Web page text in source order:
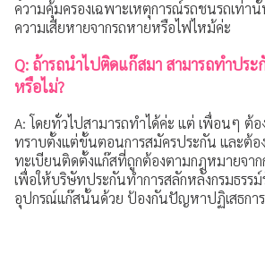
ความคุ้มครองเฉพาะเหตุการณ์รถชนรถเท่า
ความเสียหายจากรถหายหรือไฟไหม้ค่ะ
Q: ถ้ารถนำไปติดแก๊สมา สามารถทำปร
หรือไม่?
A: โดยทั่วไปสามารถทำได้ค่ะ แต่ เพื่อนๆ ต้
ทราบตั้งแต่ขั้นตอนการสมัครประกัน และต้อง
ทะเบียนติดตั้งแก๊สที่ถูกต้องตามกฎหมายจาก
เพื่อให้บริษัทประกันทำการสลักหลังกรมธรร
อุปกรณ์แก๊สนั้นด้วย ป้องกันปัญหาปฏิเสธการ